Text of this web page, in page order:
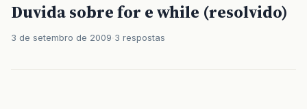
Duvida sobre for e while (resolvido)
3 de setembro de 2009 3 respostas